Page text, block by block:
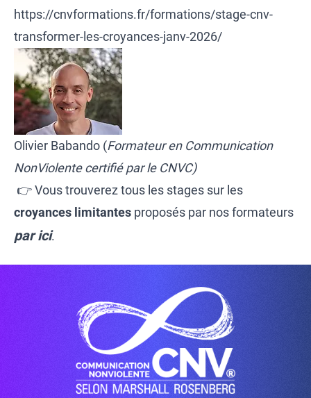
https://cnvformations.fr/formations/stage-cnv-
transformer-les-croyances-janv-2026/
Olivier Babando (Formateur en Communication
NonViolente certifié par le CNVC)
👉 Vous trouverez tous les stages sur les
croyances limitantes proposés par nos formateurs
par ici.